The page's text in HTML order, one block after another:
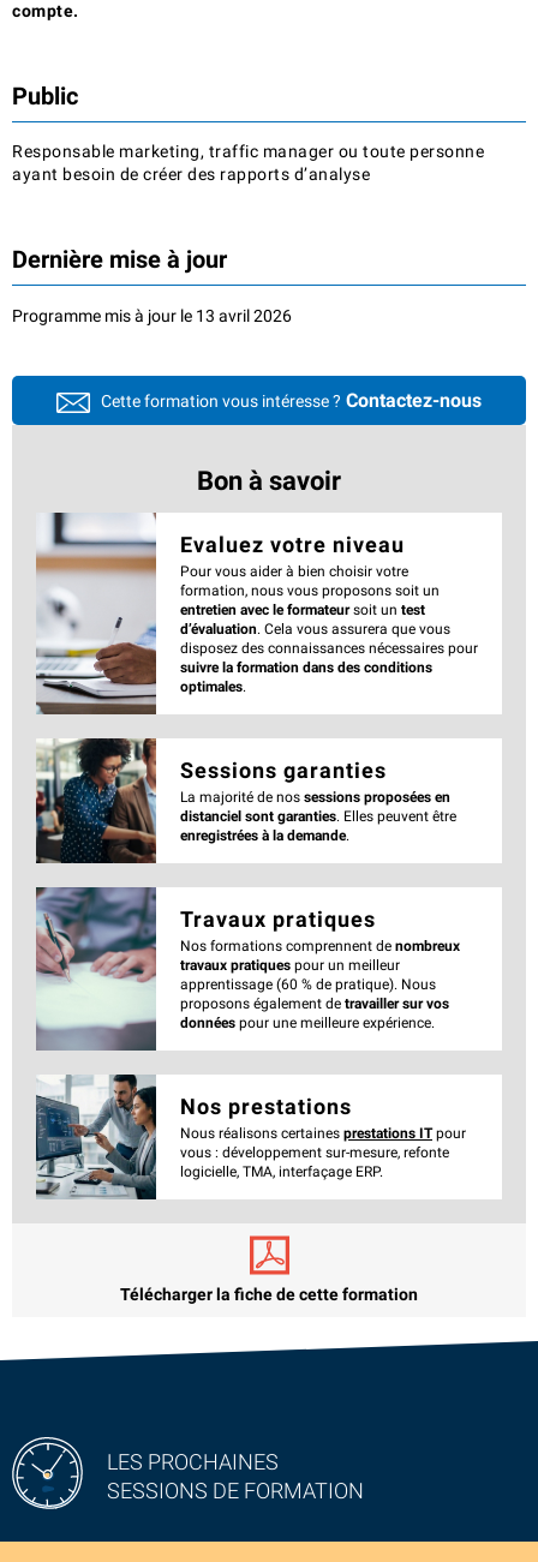
compte.
Public
Responsable marketing, traffic manager ou toute personne
ayant besoin de créer des rapports d’analyse
Dernière mise à jour
Programme mis à jour le 13 avril 2026
Cette formation vous intéresse ? Contactez-nous
Bon à savoir
Evaluez votre niveau
Pour vous aider à bien choisir votre
formation, nous vous proposons soit un
entretien avec le formateursoit un test
d’évaluation. Cela vous assurera que vous
disposez des connaissances nécessaires pour
suivre la formation dans des conditions
optimales.
Sessions garanties
La majorité de nos sessions proposées en
distanciel sont garanties. Elles peuvent être
enregistrées à la demande.
Travaux pratiques
Nos formations comprennent de nombreux
travaux pratiques pour un meilleur
apprentissage (60 % de pratique). Nous
proposons également de travailler sur vos
données pour une meilleure expérience.
Nos prestations
Nous réalisons certaines prestations ITpour
vous : développement sur-mesure, refonte
logicielle, TMA, interfaçage ERP.
Télécharger la fiche de cette formation
LES PROCHAINES
SESSIONS DE FORMATION